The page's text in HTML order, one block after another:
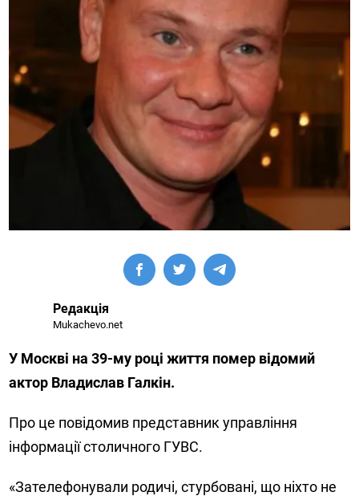
Редакція
Mukachevo.net
У Москві на 39-му році життя помер відомий
актор Владислав Галкін.
Про це повідомив представник управління
інформації столичного ГУВС.
«Зателефонували родичі, стурбовані, що ніхто не